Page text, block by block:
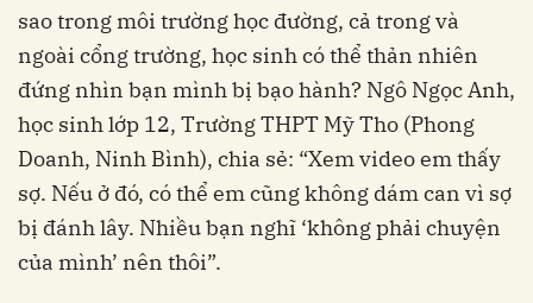
sao trong môi trường học đường, cả trong và
ngoài cổng trường, học sinh có thể thản nhiên
đứng nhìn bạn mình bị bạo hành? Ngô Ngọc Anh,
học sinh lớp 12, Trường THPT Mỹ Tho (Phong
Doanh, Ninh Bình), chia sẻ: “Xem video em thấy
sợ. Nếu ở đó, có thể em cũng không dám can vì sợ
bị đánh lây. Nhiều bạn nghĩ ‘không phải chuyện
của mình’ nên thôi”.